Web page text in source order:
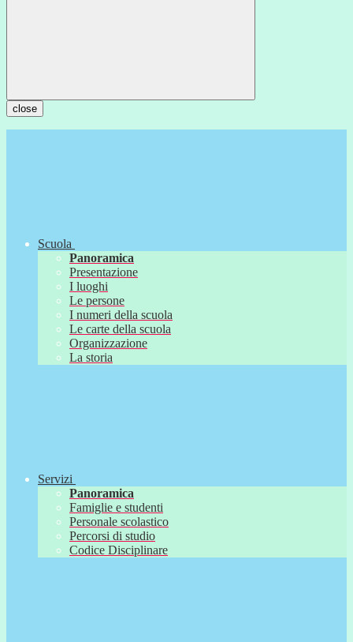
close
Scuola
Panoramica
Presentazione
I luoghi
Le persone
I numeri della scuola
Le carte della scuola
Organizzazione
La storia
Servizi
Panoramica
Famiglie e studenti
Personale scolastico
Percorsi di studio
Codice Disciplinare